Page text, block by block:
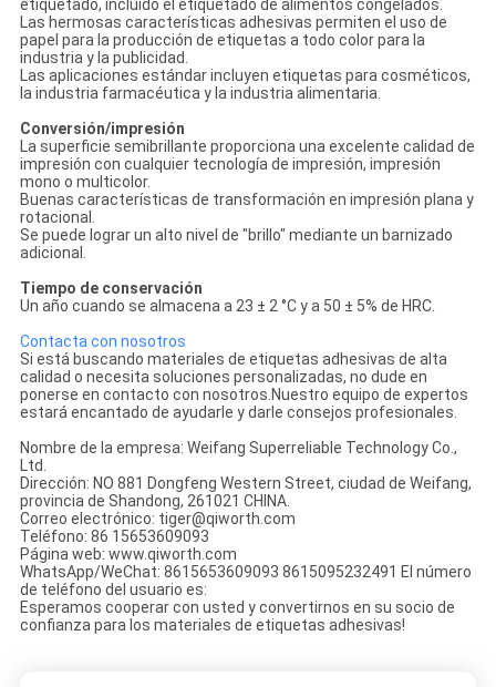
etiquetado, incluido el etiquetado de alimentos congelados.
Las hermosas características adhesivas permiten el uso de
papel para la producción de etiquetas a todo color para la
industria y la publicidad.
Las aplicaciones estándar incluyen etiquetas para cosméticos,
la industria farmacéutica y la industria alimentaria.
Conversión/impresión
La superficie semibrillante proporciona una excelente calidad de
impresión con cualquier tecnología de impresión, impresión
mono o multicolor.
Buenas características de transformación en impresión plana y
rotacional.
Se puede lograr un alto nivel de "brillo" mediante un barnizado
adicional.
Tiempo de conservación
Un año cuando se almacena a 23 ± 2 °C y a 50 ± 5% de HRC.
Contacta con nosotros
Si está buscando materiales de etiquetas adhesivas de alta
calidad o necesita soluciones personalizadas, no dude en
ponerse en contacto con nosotros.Nuestro equipo de expertos
estará encantado de ayudarle y darle consejos profesionales.
Nombre de la empresa: Weifang Superreliable Technology Co.,
Ltd.
Dirección: NO 881 Dongfeng Western Street, ciudad de Weifang,
provincia de Shandong, 261021 CHINA.
Correo electrónico: tiger@qiworth.com
Teléfono: 86 15653609093
Página web: www.qiworth.com
WhatsApp/WeChat: 8615653609093 8615095232491 El número
de teléfono del usuario es:
Esperamos cooperar con usted y convertirnos en su socio de
confianza para los materiales de etiquetas adhesivas!